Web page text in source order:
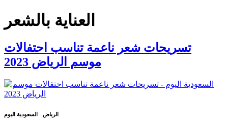
العناية بالشعر
تسريحات شعر ناعمة تناسب احتفالات
موسم الرياض 2023
الرياض - السعودية اليوم